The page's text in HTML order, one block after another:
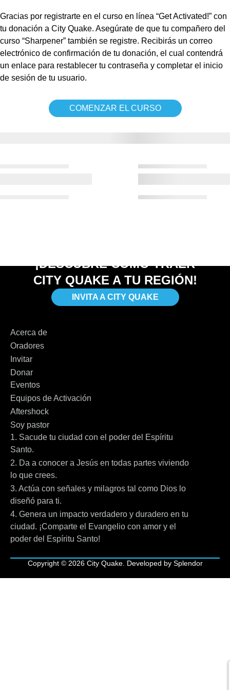
Gracias por registrarte en el curso en línea “Get Activated!” con
tu donación a City Quake. Asegúrate de que tu compañero del
curso “Sharpener” también se registre. Recibirás un correo
electrónico de confirmación de tu donación, el cual contendrá
un enlace para restablecer tu contraseña y completar el inicio
de sesión de tu usuario.
COMENZAR EL CURSO
¡DESCUBRE CÓMO TRAER
CITY QUAKE A TU REGIÓN!
INVITA A CITY QUAKE
Acerca de
Oradores
Invitar
Donar
Eventos
Equipos de Activación
Aftershock
Soy pastor
1. Sacude tu ciudad con el poder del Espíritu
Santo.
2. Da a conocer a Jesús en todas partes viviendo
lo que crees.
3. Actúa con señales y milagros tal como Dios lo
diseñó para ti.
4. Genera un impacto verdadero y duradero en tu
ciudad. ¡Comparte el Evangelio con amor y el
poder del Espíritu Santo!
Copyright © 2026 City Quake. Developed by Splendor